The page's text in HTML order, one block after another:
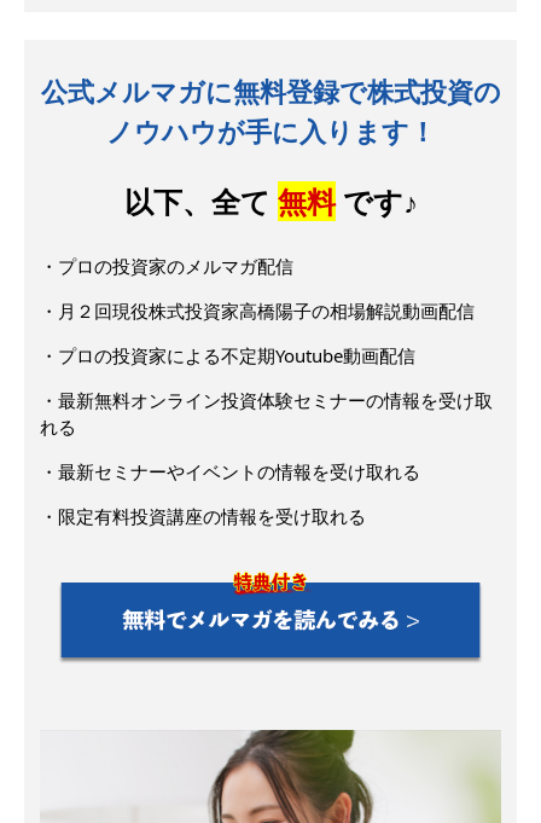
公式メルマガに無料登録で株式投資の
ノウハウが手に入ります！
以下、全て 無料です♪
・プロの投資家のメルマガ配信
・月２回現役株式投資家高橋陽子の相場解説動画配信
・プロの投資家による不定期Youtube動画配信
・最新無料オンライン投資体験セミナーの情報を受け取
れる
・最新セミナーやイベントの情報を受け取れる
・限定有料投資講座の情報を受け取れる